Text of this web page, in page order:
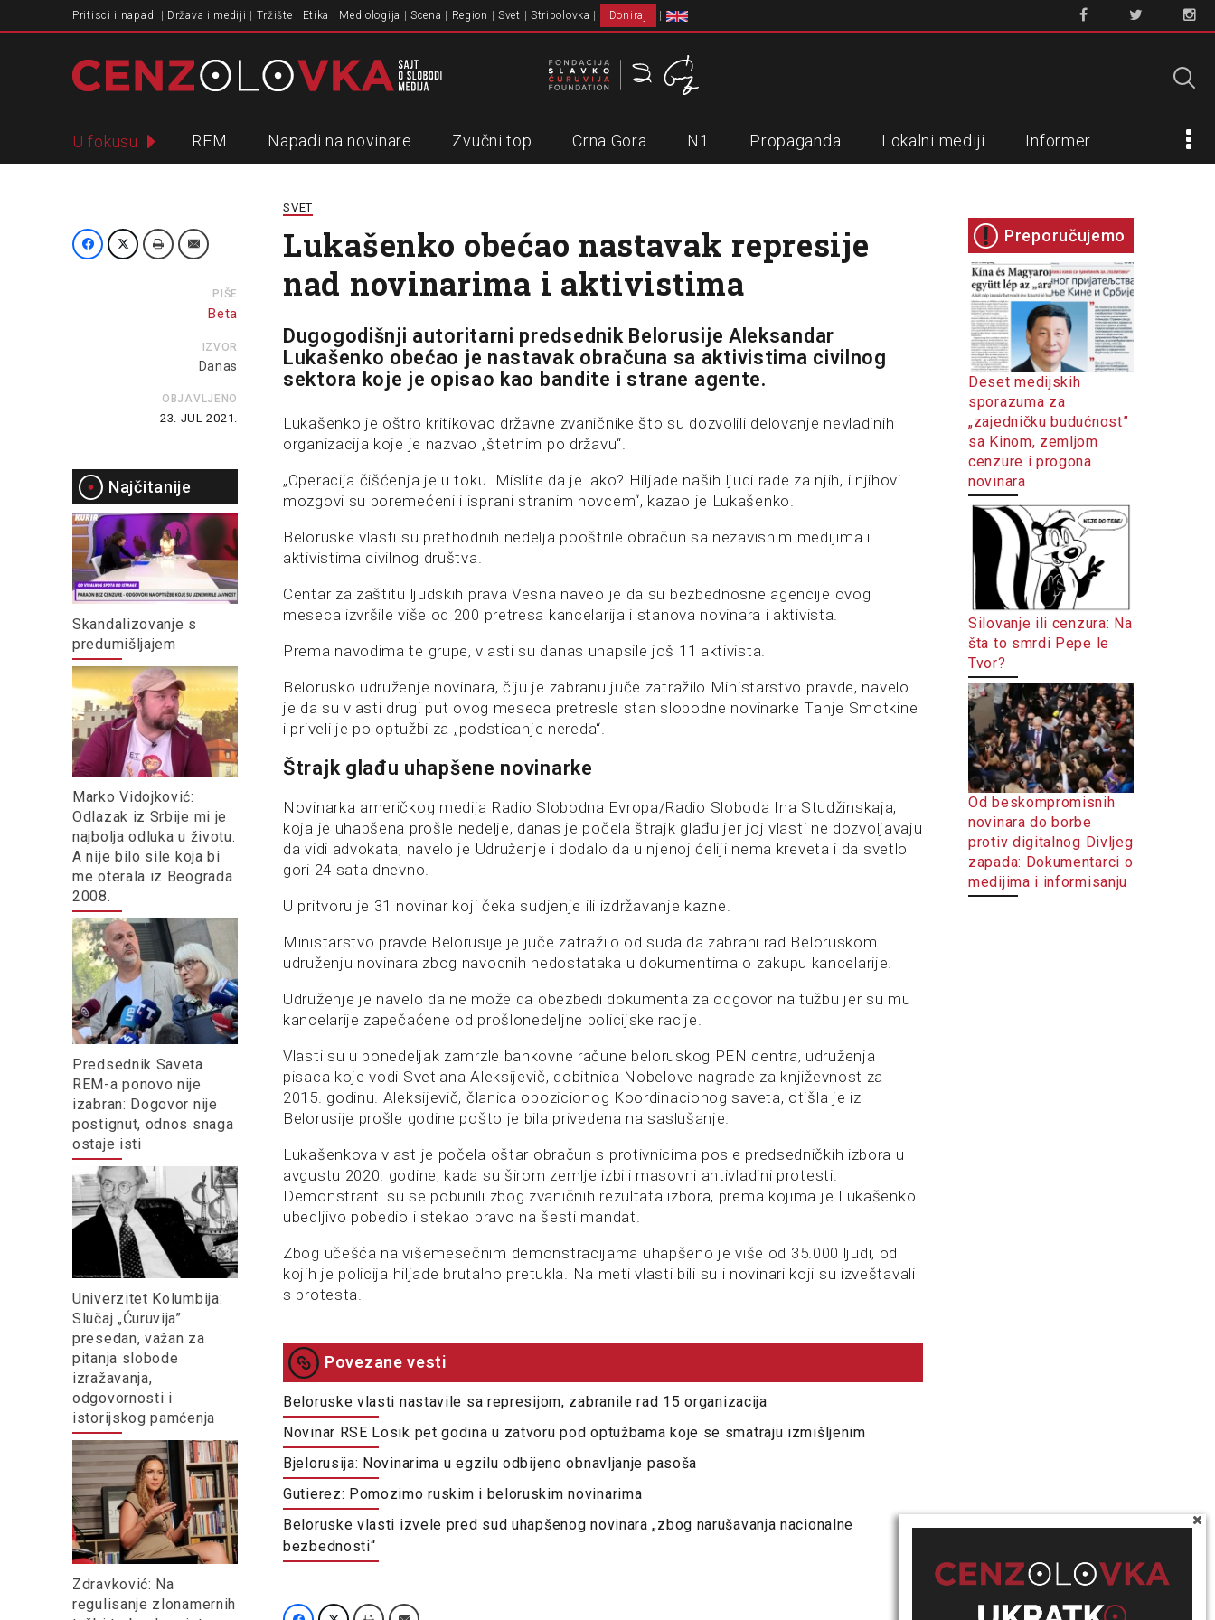
Pritisci i napadi Država i mediji Tržište Etika Mediologija Scena Region Svet Stripolovka Doniraj
U fokusu REM Napadi na novinare Zvučni top Crna Gora N1 Propaganda Lokalni mediji Informer
PIŠE
Beta
IZVOR
Danas
OBJAVLJENO
23. JUL 2021.
Najčitanije
Skandalizovanje s
predumišljajem
Marko Vidojković:
Odlazak iz Srbije mi je
najbolja odluka u životu.
A nije bilo sile koja bi
me oterala iz Beograda
2008.
Predsednik Saveta
REM-a ponovo nije
izabran: Dogovor nije
postignut, odnos snaga
ostaje isti
Univerzitet Kolumbija:
Slučaj „Ćuruvija”
presedan, važan za
pitanja slobode
izražavanja,
odgovornosti i
istorijskog pamćenja
Zdravković: Na
regulisanje zlonamernih
SVET
Lukašenko obećao nastavak represije
nad novinarima i aktivistima
Dugogodišnji autoritarni predsednik Belorusije Aleksandar
Lukašenko obećao je nastavak obračuna sa aktivistima civilnog
sektora koje je opisao kao bandite i strane agente.
Lukašenko je oštro kritikovao državne zvaničnike što su dozvolili delovanje nevladinih
organizacija koje je nazvao „štetnim po državu“.
„Operacija čišćenja je u toku. Mislite da je lako? Hiljade naših ljudi rade za njih, i njihovi
mozgovi su poremećeni i isprani stranim novcem“, kazao je Lukašenko.
Beloruske vlasti su prethodnih nedelja pooštrile obračun sa nezavisnim medijima i
aktivistima civilnog društva.
Centar za zaštitu ljudskih prava Vesna naveo je da su bezbednosne agencije ovog
meseca izvršile više od 200 pretresa kancelarija i stanova novinara i aktivista.
Prema navodima te grupe, vlasti su danas uhapsile još 11 aktivista.
Belorusko udruženje novinara, čiju je zabranu juče zatražilo Ministarstvo pravde, navelo
je da su vlasti drugi put ovog meseca pretresle stan slobodne novinarke Tanje Smotkine
i priveli je po optužbi za „podsticanje nereda“.
Štrajk glađu uhapšene novinarke
Novinarka američkog medija Radio Slobodna Evropa/Radio Sloboda Ina Studžinskaja,
koja je uhapšena prošle nedelje, danas je počela štrajk glađu jer joj vlasti ne dozvoljavaju
da vidi advokata, navelo je Udruženje i dodalo da u njenoj ćeliji nema kreveta i da svetlo
gori 24 sata dnevno.
U pritvoru je 31 novinar koji čeka sudjenje ili izdržavanje kazne.
Ministarstvo pravde Belorusije je juče zatražilo od suda da zabrani rad Beloruskom
udruženju novinara zbog navodnih nedostataka u dokumentima o zakupu kancelarije.
Udruženje je navelo da ne može da obezbedi dokumenta za odgovor na tužbu jer su mu
kancelarije zapečaćene od prošlonedeljne policijske racije.
Vlasti su u ponedeljak zamrzle bankovne račune beloruskog PEN centra, udruženja
pisaca koje vodi Svetlana Aleksijevič, dobitnica Nobelove nagrade za književnost za
2015. godinu. Aleksijevič, članica opozicionog Koordinacionog saveta, otišla je iz
Belorusije prošle godine pošto je bila privedena na saslušanje.
Lukašenkova vlast je počela oštar obračun s protivnicima posle predsedničkih izbora u
avgustu 2020. godine, kada su širom zemlje izbili masovni antivladini protesti.
Demonstranti su se pobunili zbog zvaničnih rezultata izbora, prema kojima je Lukašenko
ubedljivo pobedio i stekao pravo na šesti mandat.
Zbog učešća na višemesečnim demonstracijama uhapšeno je više od 35.000 ljudi, od
kojih je policija hiljade brutalno pretukla. Na meti vlasti bili su i novinari koji su izveštavali
s protesta.
Povezane vesti
Beloruske vlasti nastavile sa represijom, zabranile rad 15 organizacija
Novinar RSE Losik pet godina u zatvoru pod optužbama koje se smatraju izmišljenim
Bjelorusija: Novinarima u egzilu odbijeno obnavljanje pasoša
Gutierez: Pomozimo ruskim i beloruskim novinarima
Beloruske vlasti izvele pred sud uhapšenog novinara „zbog narušavanja nacionalne
bezbednosti“
Preporučujemo
Deset medijskih
sporazuma za
„zajedničku budućnost”
sa Kinom, zemljom
cenzure i progona
novinara
Silovanje ili cenzura: Na
šta to smrdi Pepe le
Tvor?
Od beskompromisnih
novinara do borbe
protiv digitalnog Divljeg
zapada: Dokumentarci o
medijima i informisanju